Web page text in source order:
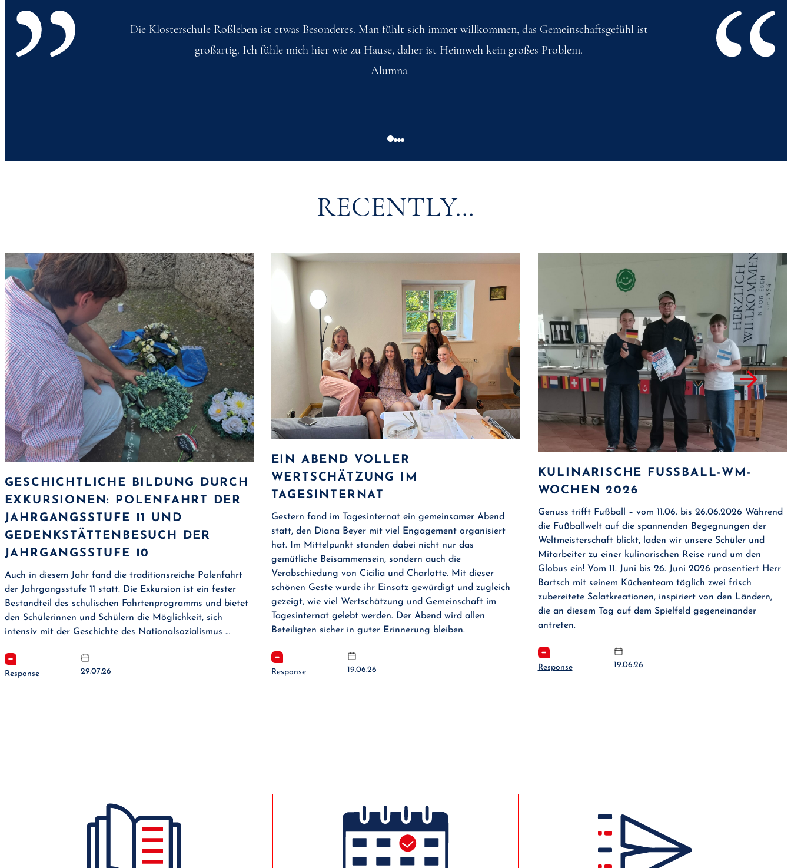
Die Klosterschule Roßleben ist etwas Besonderes. Man fühlt sich immer willkommen, das Gemeinschaftsgefühl ist
großartig. Ich fühle mich hier wie zu Hause, daher ist Heimweh kein großes Problem.
Alumna
RECENTLY…
GESCHICHTLICHE BILDUNG DURCH
EXKURSIONEN: POLENFAHRT DER
JAHRGANGSSTUFE 11 UND
GEDENKSTÄTTENBESUCH DER
JAHRGANGSSTUFE 10
Auch in diesem Jahr fand die traditionsreiche Polenfahrt
der Jahrgangsstufe 11 statt. Die Exkursion ist ein fester
Bestandteil des schulischen Fahrtenprogramms und bietet
den Schülerinnen und Schülern die Möglichkeit, sich
intensiv mit der Geschichte des Nationalsozialismus …
Response 29.07.26
EIN ABEND VOLLER
WERTSCHÄTZUNG IM
TAGESINTERNAT
Gestern fand im Tagesinternat ein gemeinsamer Abend
statt, den Diana Beyer mit viel Engagement organisiert
hat. Im Mittelpunkt standen dabei nicht nur das
gemütliche Beisammensein, sondern auch die
Verabschiedung von Cicilia und Charlotte. Mit dieser
schönen Geste wurde ihr Einsatz gewürdigt und zugleich
gezeigt, wie viel Wertschätzung und Gemeinschaft im
Tagesinternat gelebt werden. Der Abend wird allen
Beteiligten sicher in guter Erinnerung bleiben.
Response 19.06.26
KULINARISCHE FUSSBALL-WM-W
OCHEN 2026
Genuss trifft Fußball – vom 11.06. bis 26.06.2026 Während
die Fußballwelt auf die spannenden Begegnungen der
Weltmeisterschaft blickt, laden wir unsere Schüler und
Mitarbeiter zu einer kulinarischen Reise rund um den
Globus ein! Vom 11. Juni bis 26. Juni 2026 präsentiert Herr
Bartsch mit seinem Küchenteam täglich zwei frisch
zubereitete Salatkreationen, inspiriert von den Ländern,
die an diesem Tag auf dem Spielfeld gegeneinander
antreten.
Response 19.06.26